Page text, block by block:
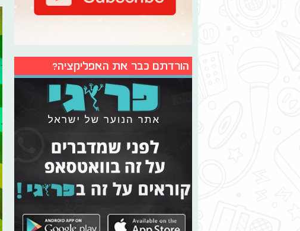
הורדתם כבר את האפליקציה?